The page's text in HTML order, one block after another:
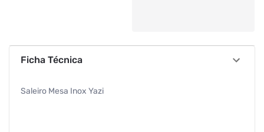
Ficha Técnica
Saleiro Mesa Inox Yazi